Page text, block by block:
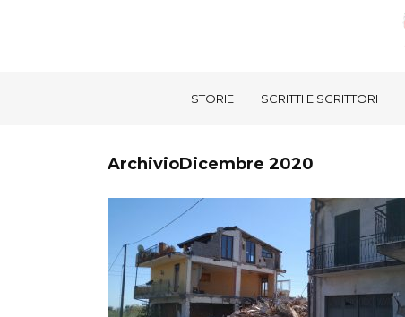
STORIE SCRITTI E SCRITTORI
ArchivioDicembre 2020